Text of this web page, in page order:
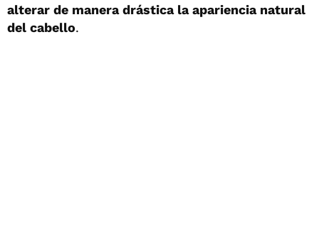
alterar de manera drástica la apariencia natural
del cabello.